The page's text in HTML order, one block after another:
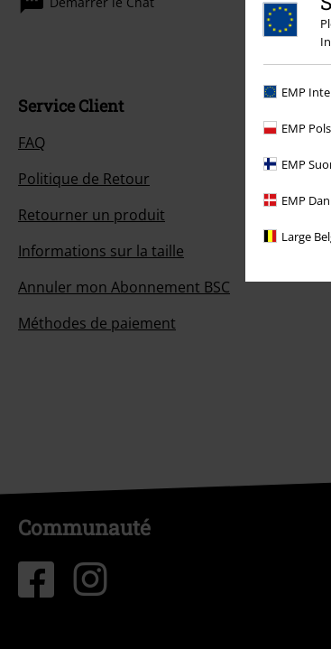
EMP
EMP
EMP
EMP
Large
Service Client
FAQ
Politique de Retour
Retourner un produit
Informations sur la taille
Annuler mon Abonnement BSC
Méthodes de paiement
Communauté